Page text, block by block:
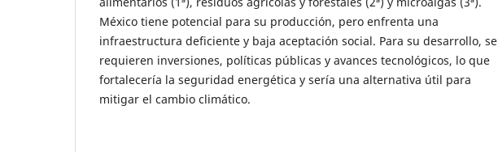
México tiene potencial para su producción, pero enfrenta una
infraestructura deficiente y baja aceptación social. Para su desarrollo, se
requieren inversiones, políticas públicas y avances tecnológicos, lo que
fortalecería la seguridad energética y sería una alternativa útil para
mitigar el cambio climático.